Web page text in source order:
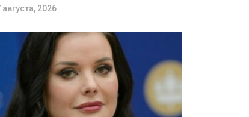
августа, 2026